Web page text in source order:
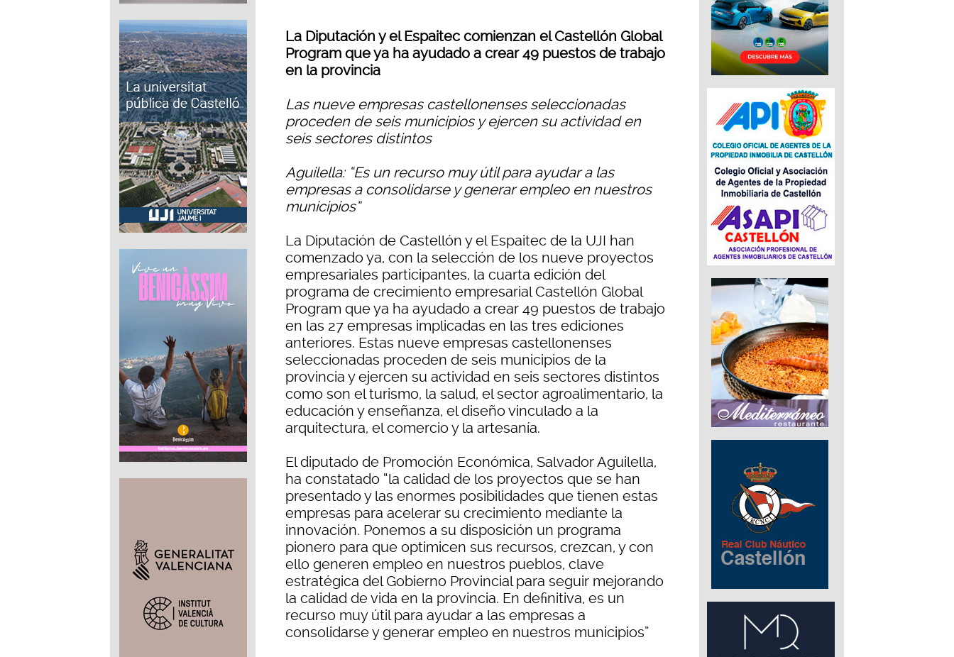
La Diputación y el Espaitec comienzan el Castellón Global
Program que ya ha ayudado a crear 49 puestos de trabajo
en la provincia
Las nueve empresas castellonenses seleccionadas
proceden de seis municipios y ejercen su actividad en
seis sectores distintos
Aguilella: “Es un recurso muy útil para ayudar a las
empresas a consolidarse y generar empleo en nuestros
municipios”
La Diputación de Castellón y el Espaitec de la UJI han
comenzado ya, con la selección de los nueve proyectos
empresariales participantes, la cuarta edición del
programa de crecimiento empresarial Castellón Global
Program que ya ha ayudado a crear 49 puestos de trabajo
en las 27 empresas implicadas en las tres ediciones
anteriores. Estas nueve empresas castellonenses
seleccionadas proceden de seis municipios de la
provincia y ejercen su actividad en seis sectores distintos
como son el turismo, la salud, el sector agroalimentario, la
educación y enseñanza, el diseño vinculado a la
arquitectura, el comercio y la artesanía.
El diputado de Promoción Económica, Salvador Aguilella,
ha constatado “la calidad de los proyectos que se han
presentado y las enormes posibilidades que tienen estas
empresas para acelerar su crecimiento mediante la
innovación. Ponemos a su disposición un programa
pionero para que optimicen sus recursos, crezcan, y con
ello generen empleo en nuestros pueblos, clave
estratégica del Gobierno Provincial para seguir mejorando
la calidad de vida en la provincia. En definitiva, es un
recurso muy útil para ayudar a las empresas a
consolidarse y generar empleo en nuestros municipios”